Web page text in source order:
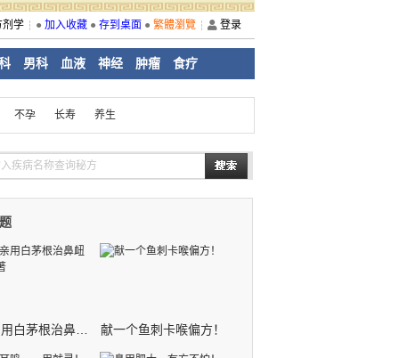
剂学 ● 加入收藏 ● 存到桌面 ● 繁體瀏覽 登录
男科 血液 神经 肿瘤 食疗
不孕 长寿 养生
献一个鱼刺卡喉偏方！